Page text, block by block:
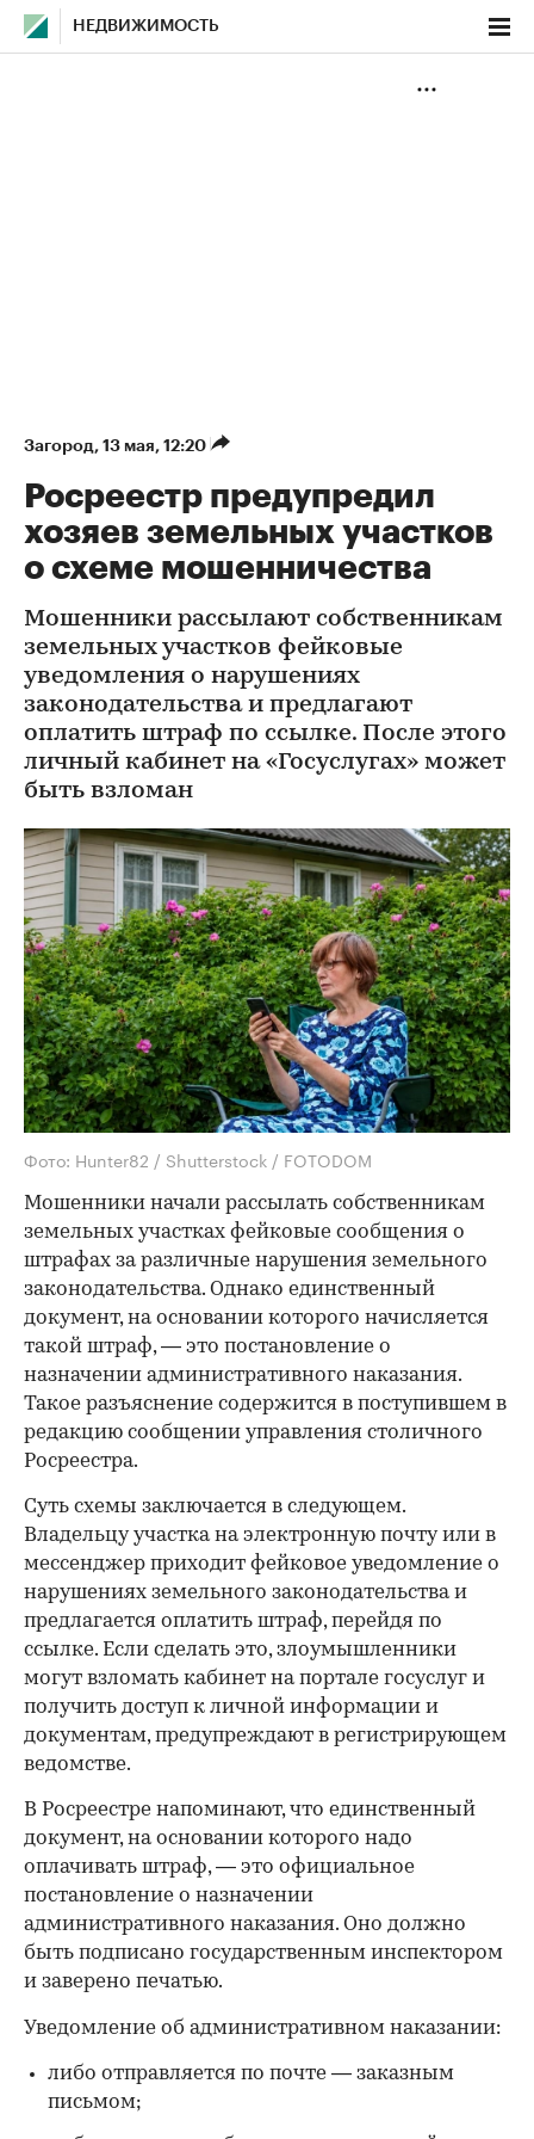
НЕДВИЖИМОСТЬ
Загород⁠, 13 мая, 12:20
Росреестр предупредил
хозяев земельных участков
о схеме мошенничества
Мошенники рассылают собственникам
земельных участков фейковые
уведомления о нарушениях
законодательства и предлагают
оплатить штраф по ссылке. После этого
личный кабинет на «Госуслугах» может
быть взломан
Фото: Hunter82 / Shutterstock / FOTODOM
Мошенники начали рассылать собственникам
земельных участках фейковые сообщения о
штрафах за различные нарушения земельного
законодательства. Однако единственный
документ, на основании которого начисляется
такой штраф, — это постановление о
назначении административного наказания.
Такое разъяснение содержится в поступившем в
редакцию сообщении управления столичного
Росреестра.
Суть схемы заключается в следующем.
Владельцу участка на электронную почту или в
мессенджер приходит фейковое уведомление о
нарушениях земельного законодательства и
предлагается оплатить штраф, перейдя по
ссылке. Если сделать это, злоумышленники
могут взломать кабинет на портале госуслуг и
получить доступ к личной информации и
документам, предупреждают в регистрирующем
ведомстве.
В Росреестре напоминают, что единственный
документ, на основании которого надо
оплачивать штраф, — это официальное
постановление о назначении
административного наказания. Оно должно
быть подписано государственным инспектором
и заверено печатью.
Уведомление об административном наказании:
либо отправляется по почте — заказным
письмом;